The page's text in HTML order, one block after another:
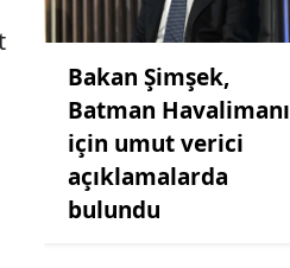
Bakan Şimşek,
Batman Havalimanı
için umut verici
açıklamalarda
bulundu